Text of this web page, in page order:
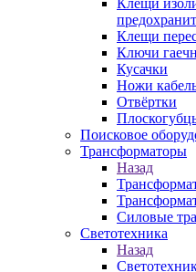
Клещи
Клещи
Ключи
Кусачки
Ножи
Отвёртки
Поисковое
Трансформаторы
Назад
Силовые
Светотехника
Назад